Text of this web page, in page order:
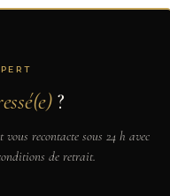
?
vous recontacte sous 24 h avec
de retrait.